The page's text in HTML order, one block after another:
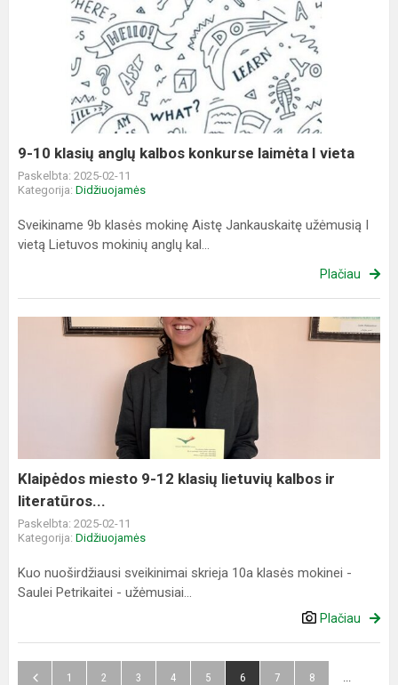
konkurse
I
vieta
9-10 klasių anglų kalbos konkurse laimėta I vieta
Paskelbta: 2025-02-11
Kategorija: Didžiuojamės
Sveikiname 9b klasės mokinę Aistę Jankauskaitę užėmusią I
vietą Lietuvos mokinių anglų kal...
Plačiau
Klaipėdos
ir
literatūros...
Klaipėdos miesto 9-12 klasių lietuvių kalbos ir
literatūros...
Paskelbta: 2025-02-11
Kategorija: Didžiuojamės
Kuo nuoširdžiausi sveikinimai skrieja 10a klasės mokinei -
Saulei Petrikaitei - užėmusiai...
Plačiau
1 2 3 4 5 6 7 8 ...